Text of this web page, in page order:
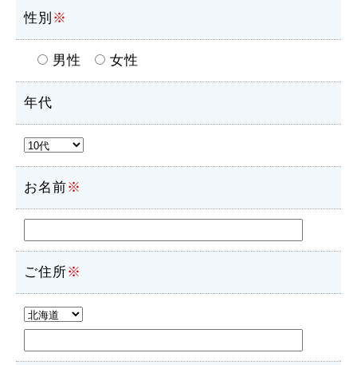
性別 ※
男性 女性
年代
お名前※
ご住所※